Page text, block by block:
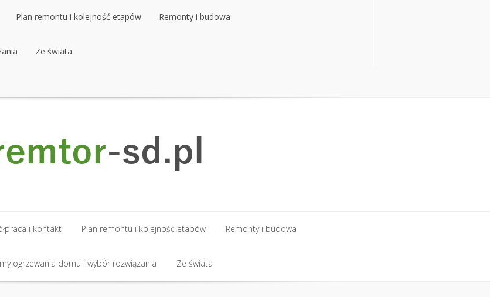
Plan remontu i kolejność etapów Remonty i budowa
Ze świata
i kontakt Plan remontu i kolejność etapów Remonty i budowa
ogrzewania domu i wybór rozwiązania Ze świata